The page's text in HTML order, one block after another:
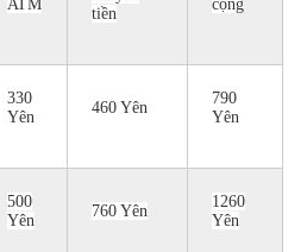
ATM
tiền
cộng
330
Yên
460 Yên
790
Yên
500
Yên
760 Yên
1260
Yên